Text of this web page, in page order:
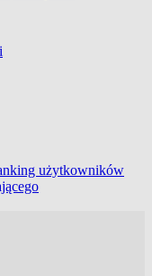
użytkowników